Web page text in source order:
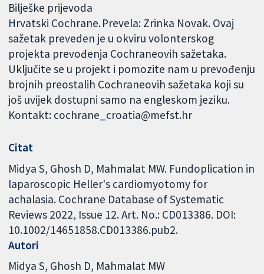
Bilješke prijevoda
Hrvatski Cochrane. Prevela: Zrinka Novak. Ovaj
sažetak preveden je u okviru volonterskog
projekta prevođenja Cochraneovih sažetaka.
Uključite se u projekt i pomozite nam u prevođenju
brojnih preostalih Cochraneovih sažetaka koji su
još uvijek dostupni samo na engleskom jeziku.
Kontakt: cochrane_croatia@mefst.hr
Citat
Midya S, Ghosh D, Mahmalat MW. Fundoplication in
laparoscopic Heller's cardiomyotomy for
achalasia. Cochrane Database of Systematic
Reviews 2022, Issue 12. Art. No.: CD013386. DOI:
10.1002/14651858.CD013386.pub2.
Autori
Midya S Ghosh D Mahmalat MW